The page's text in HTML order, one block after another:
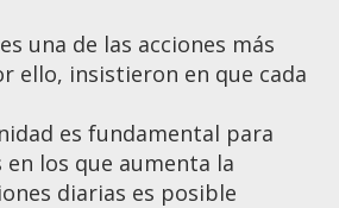
una de las acciones más
ello, insistieron en que cada
es fundamental para
los que aumenta la
diarias es posible